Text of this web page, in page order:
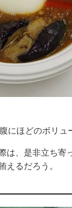
にほどのボリュ
は、是非立ち寄
えるだろう。